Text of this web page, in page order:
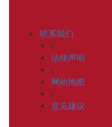
联系我们
|
法律声明
|
网站地图
|
意见建议